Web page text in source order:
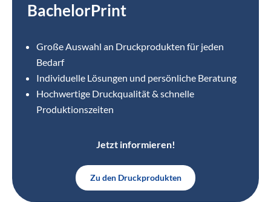
BachelorPrint
Große Auswahl an Druckprodukten für jeden
Bedarf
Individuelle Lösungen und persönliche Beratung
Hochwertige Druckqualität & schnelle
Produktionszeiten
Jetzt informieren!
Zu den Druckprodukten